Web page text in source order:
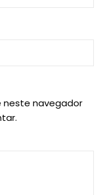
neste navegador